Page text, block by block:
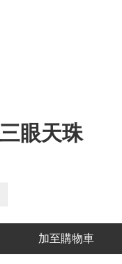
眼天珠
加至購物車